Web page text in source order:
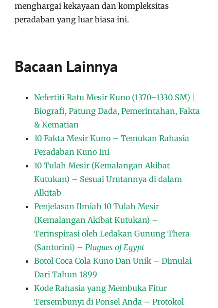
menghargai kekayaan dan kompleksitas
peradaban yang luar biasa ini.
Bacaan Lainnya
Nefertiti Ratu Mesir Kuno (1370–1330 SM) |
Biografi, Patung Dada, Pemerintahan, Fakta
& Kematian
10 Fakta Mesir Kuno – Temukan Rahasia
Peradaban Kuno Ini
10 Tulah Mesir (Kemalangan Akibat
Kutukan) – Sesuai Urutannya di dalam
Alkitab
Penjelasan Ilmiah 10 Tulah Mesir
(Kemalangan Akibat Kutukan) –
Terinspirasi oleh Ledakan Gunung Thera
(Santorini) – Plagues of Egypt
Botol Coca Cola Kuno Dan Unik – Dimulai
Dari Tahun 1899
Kode Rahasia yang Membuka Fitur
Tersembunyi di Ponsel Anda – Protokol